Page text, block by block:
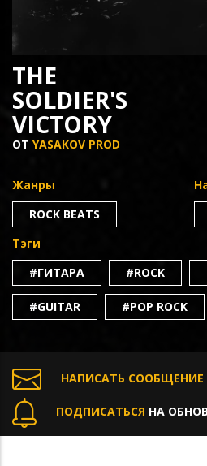
THE
SOLDIER'S
VICTORY
ОТ YASAKOV PROD
Жанры
ROCK BEATS
Тэги
#ГИТАРА
#ROCK
#GUITAR #POP ROCK
НАПИСАТЬ СООБЩЕНИЕ
ПОДПИСАТЬСЯ НА